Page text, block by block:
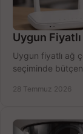
Uygun
Uygun fiyatlı ağ
seçiminde
28 Temmuz 2026